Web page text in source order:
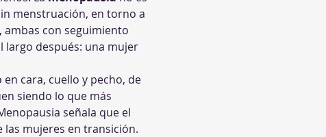
menstruación, en torno a
ambas con seguimiento
largo después: una mujer
cara, cuello y pecho, de
siendo lo que más
señala que el
las mujeres en transición.